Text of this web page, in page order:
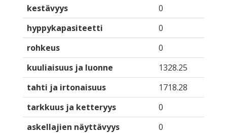
kestävyys
0
hyppykapasiteetti
0
rohkeus
0
kuuliaisuus ja luonne
1328.25
tahti ja irtonaisuus
1718.28
tarkkuus ja ketteryys
0
askellajien näyttävyys
0